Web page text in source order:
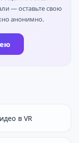
— оставьте свою
анонимно.
в VR